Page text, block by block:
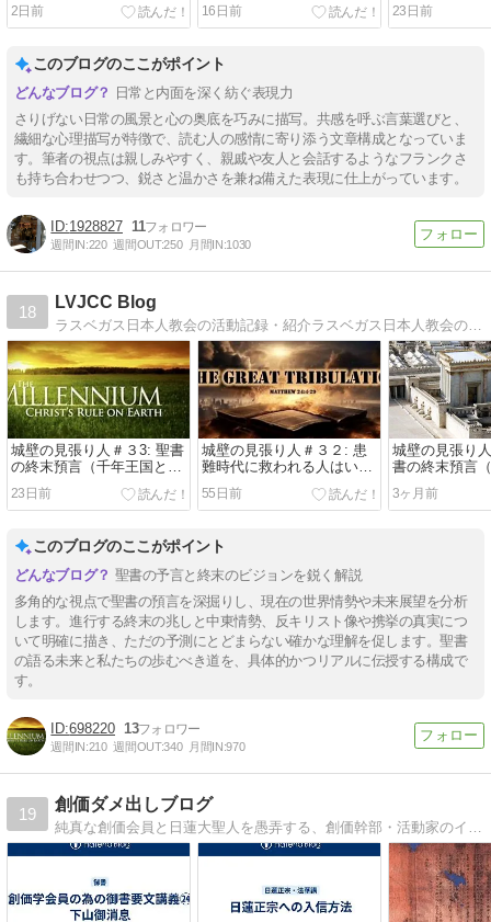
2日前 16日前 23日前
このブログのここがポイント
日常と内面を深く紡ぐ表現力
さりげない日常の風景と心の奥底を巧みに描写。共感を呼ぶ言葉選びと、
繊細な心理描写が特徴で、読む人の感情に寄り添う文章構成となっていま
す。筆者の視点は親しみやすく、親戚や友人と会話するようなフランクさ
も持ち合わせつつ、鋭さと温かさを兼ね備えた表現に仕上がっています。
1928827 11
週間IN:220 週間OUT:250 月間IN:1030
18
LVJCC Blog
ラスベガス日本人教会の活動記録・紹介ラスベガス日本人教会の活動記録・お知らせ・イベント情報
城壁の見張り人＃３3: 聖書
の終末預言（千年王国とは
何か）
23日前
城壁の見張り人＃３２: 患
難時代に救われる人はいる
55日前
城壁の見張り
書の終末預言
は？）
3ヶ月前
このブログのここがポイント
聖書の予言と終末のビジョンを鋭く解説
多角的な視点で聖書の預言を深掘りし、現在の世界情勢や未来展望を分析
します。進行する終末の兆しと中東情勢、反キリスト像や携挙の真実につ
いて明確に描き、ただの予測にとどまらない確かな理解を促します。聖書
の語る未来と私たちの歩むべき道を、具体的かつリアルに伝授する構成で
す。
698220 13
週間IN:210 週間OUT:340 月間IN:970
19
創価ダメ出しブログ